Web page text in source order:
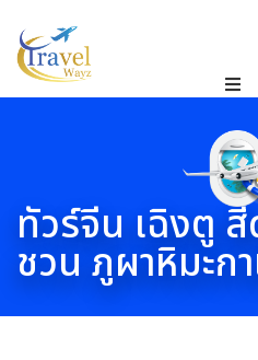
ทัวร์จีน เฉิงตู
ชวน ภูผาหิมะก